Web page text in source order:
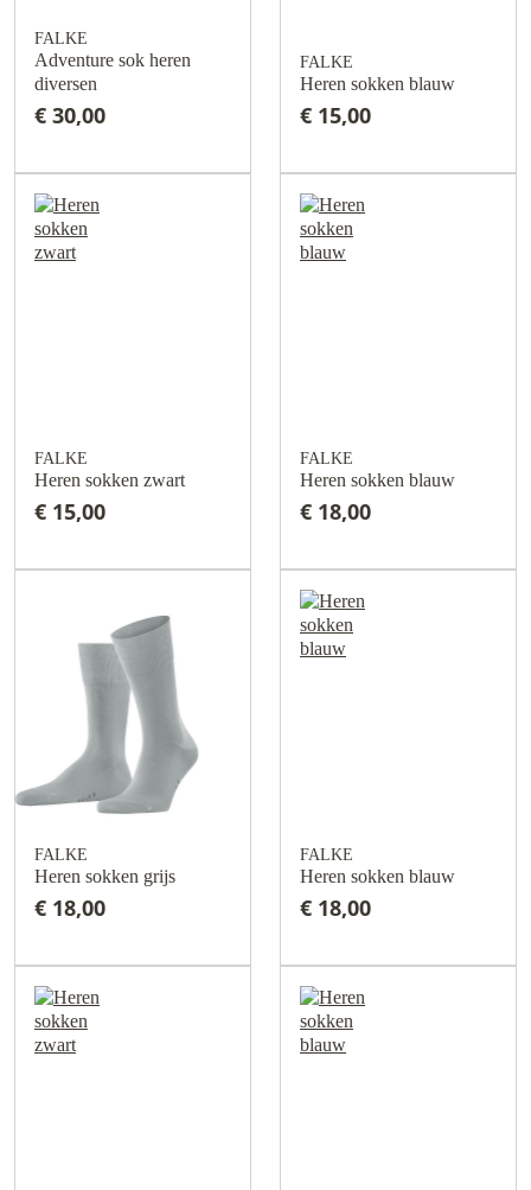
FALKE
Adventure sok heren
diversen
€ 30,00
FALKE
Heren sokken blauw
€ 15,00
FALKE
Heren sokken zwart
€ 15,00
FALKE
Heren sokken blauw
€ 18,00
FALKE
Heren sokken grijs
€ 18,00
FALKE
Heren sokken blauw
€ 18,00